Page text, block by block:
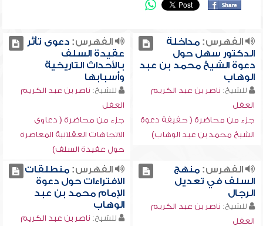
الفهرس:مداخلة
الدكتور سهل حول
دعوة الشيخ محمد بن عبد
الوهاب
للشيخ: ناصر بن عبد الكريم
العقل
جزء من محاضرة ( حقيقة دعوة
الشيخ محمد بن عبد الوهاب)
الفهرس:دعوى تأثر
عقيدة السلف
بالأحداث التاريخية
وأسبابها
للشيخ: ناصر بن عبد الكريم
العقل
جزء من محاضرة ( دعاوى
الاتجاهات العقلانية المعاصرة
حول عقيدة السلف)
الفهرس:منهج
السلف في تعديل
الرجال
للشيخ: ناصر بن عبد الكريم
العقل
الفهرس:منطلقات
الافتراءات حول دعوة
الإمام محمد بن عبد
الوهاب
للشيخ: ناصر بن عبد الكريم